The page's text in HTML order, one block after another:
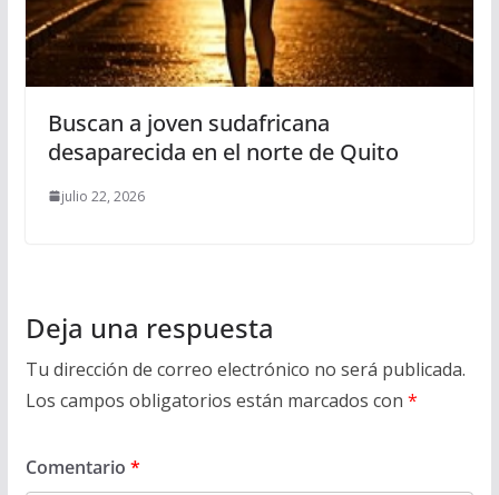
Buscan a joven sudafricana
desaparecida en el norte de Quito
julio 22, 2026
Deja una respuesta
Tu dirección de correo electrónico no será publicada.
Los campos obligatorios están marcados con *
Comentario *